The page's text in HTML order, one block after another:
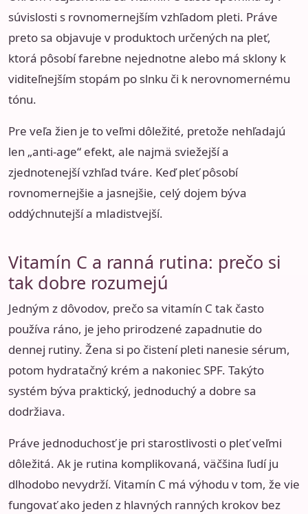
súvislosti s rovnomernejším vzhľadom pleti. Práve
preto sa objavuje v produktoch určených na pleť,
ktorá pôsobí farebne nejednotne alebo má sklony k
viditeľnejším stopám po slnku či k nerovnomernému
tónu.
Pre veľa žien je to veľmi dôležité, pretože nehľadajú
len „anti-age“ efekt, ale najmä sviežejší a
zjednotenejší vzhľad tváre. Keď pleť pôsobí
rovnomernejšie a jasnejšie, celý dojem býva
oddýchnutejší a mladistvejší.
Vitamín C a ranná rutina: prečo si
tak dobre rozumejú
Jedným z dôvodov, prečo sa vitamín C tak často
používa ráno, je jeho prirodzené zapadnutie do
dennej rutiny. Žena si po čistení pleti nanesie sérum,
potom hydratačný krém a nakoniec SPF. Takýto
systém býva praktický, jednoduchý a dobre sa
dodržiava.
Práve jednoduchosť je pri starostlivosti o pleť veľmi
dôležitá. Ak je rutina komplikovaná, väčšina ľudí ju
dlhodobo nevydrží. Vitamín C má výhodu v tom, že vie
fungovať ako jeden z hlavných ranných krokov bez